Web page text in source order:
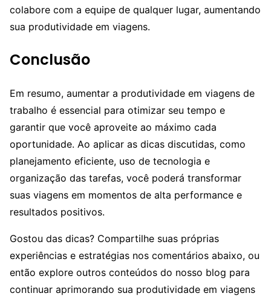
colabore com a equipe de qualquer lugar, aumentando
sua produtividade em viagens.
Conclusão
Em resumo, aumentar a produtividade em viagens de
trabalho é essencial para otimizar seu tempo e
garantir que você aproveite ao máximo cada
oportunidade. Ao aplicar as dicas discutidas, como
planejamento eficiente, uso de tecnologia e
organização das tarefas, você poderá transformar
suas viagens em momentos de alta performance e
resultados positivos.
Gostou das dicas? Compartilhe suas próprias
experiências e estratégias nos comentários abaixo, ou
então explore outros conteúdos do nosso blog para
continuar aprimorando sua produtividade em viagens